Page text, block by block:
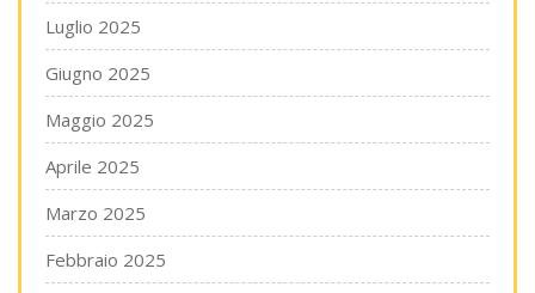
Luglio 2025
Giugno 2025
Maggio 2025
Aprile 2025
Marzo 2025
Febbraio 2025